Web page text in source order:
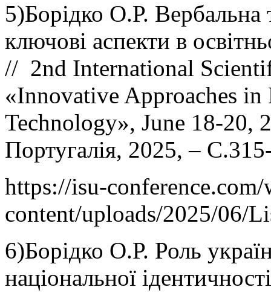
5)Борідко О.Р. Вербальна
ключові аспекти в
// 2nd International
«Innovative Approaches in
Technology», June 18-20,
Португалія, 2025, –
https://isu-
content/uploads/2025/06/
6)Борідко О.Р. Роль
національної